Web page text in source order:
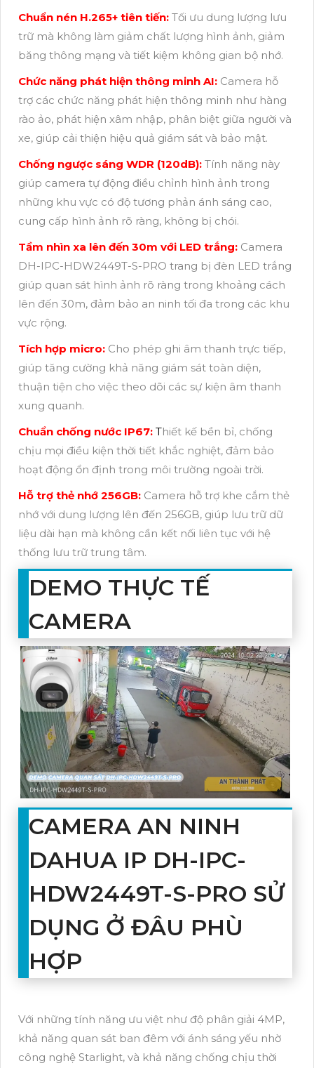
Chuẩn nén H.265+ tiên tiến: Tối ưu dung lượng lưu
trữ mà không làm giảm chất lượng hình ảnh, giảm
băng thông mạng và tiết kiệm không gian bộ nhớ.
Chức năng phát hiện thông minh AI: Camera hỗ
trợ các chức năng phát hiện thông minh như hàng
rào ảo, phát hiện xâm nhập, phân biệt giữa người và
xe, giúp cải thiện hiệu quả giám sát và bảo mật.
Chống ngược sáng WDR (120dB): Tính năng này
giúp camera tự động điều chỉnh hình ảnh trong
những khu vực có độ tương phản ánh sáng cao,
cung cấp hình ảnh rõ ràng, không bị chói.
Tầm nhìn xa lên đến 30m với LED trắng: Camera
DH-IPC-HDW2449T-S-PRO trang bị đèn LED trắng
giúp quan sát hình ảnh rõ ràng trong khoảng cách
lên đến 30m, đảm bảo an ninh tối đa trong các khu
vực rộng.
Tích hợp micro: Cho phép ghi âm thanh trực tiếp,
giúp tăng cường khả năng giám sát toàn diện,
thuận tiện cho việc theo dõi các sự kiện âm thanh
xung quanh.
Chuẩn chống nước IP67: Thiết kế bền bỉ, chống
chịu mọi điều kiện thời tiết khắc nghiệt, đảm bảo
hoạt động ổn định trong môi trường ngoài trời.
Hỗ trợ thẻ nhớ 256GB: Camera hỗ trợ khe cắm thẻ
nhớ với dung lượng lên đến 256GB, giúp lưu trữ dữ
liệu dài hạn mà không cần kết nối liên tục với hệ
thống lưu trữ trung tâm.
DEMO THỰC TẾ
CAMERA
CAMERA AN NINH
DAHUA IP DH-IPC-
HDW2449T-S-PRO SỬ
DỤNG Ở ĐÂU PHÙ
HỢP
Với những tính năng ưu việt như độ phân giải 4MP,
khả năng quan sát ban đêm với ánh sáng yếu nhờ
công nghệ Starlight, và khả năng chống chịu thời